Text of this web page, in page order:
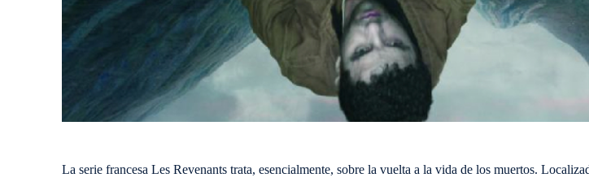
La serie francesa Les Revenants trata, esencialmente, sobre la vuelta a la vida de los muertos.